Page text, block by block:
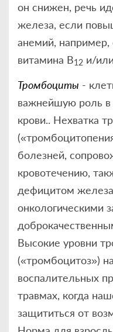
он снижен, речь
железа, если
анемий,
витамина В12 и/
Тромбоциты -
важнейшую роль в
крови.. Нехватка
болезней,
кровотечению,
дефицитом
онкологическими
Высокие уровни
(«тромбоцитоз»)
воспалительных
травмах, когда
защититься от